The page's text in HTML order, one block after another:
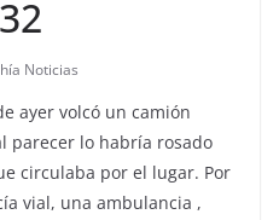
Noticias
ayer volcó un camión
parecer lo habría rosado
circulaba por el lugar. Por
vial, una ambulancia ,